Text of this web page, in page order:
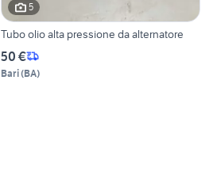
5
Tubo olio alta pressione da alternatore
50 €
Bari(BA)